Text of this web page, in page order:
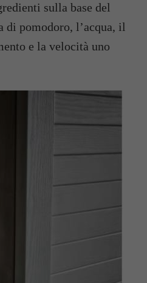
sulla base del
di pomodoro, l’acqua, il
e la velocità uno